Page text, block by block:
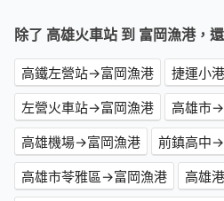
除了 高雄火車站 到 富岡漁港，
高鐵左營站→富岡漁港
捷運小
左營火車站→富岡漁港
高雄市
高雄機場→富岡漁港
前鎮高中
高雄市苓雅區→富岡漁港
高雄